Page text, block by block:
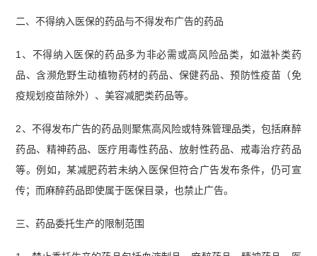
二、不得纳入医保的药品与不得发布广告的药品
1、不得纳入医保的药品多为非必需或高风险品类，如滋补类药
品、含濒危野生动植物药材的药品、保健药品、预防性疫苗（免
疫规划疫苗除外）、美容减肥类药品等。
2、不得发布广告的药品则聚焦高风险或特殊管理品类，包括麻醉
药品、精神药品、医疗用毒性药品、放射性药品、戒毒治疗药品
等。例如，某减肥药若未纳入医保但符合广告发布条件，仍可宣
传；而麻醉药品即使属于医保目录，也禁止广告。
三、药品委托生产的限制范围